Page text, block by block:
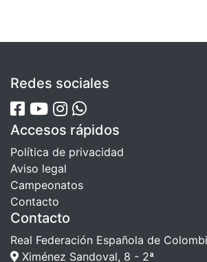
Redes sociales
Accesos rápidos
Política de privacidad
Aviso legal
Campeonatos
Contacto
Contacto
Real Federación Española de
Ximénez Sandoval, 8 - 2ª